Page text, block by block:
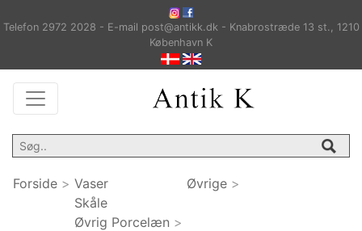
Telefon 2972 2028 - E-mail post@antikk.dk - Knabrostræde 13 st., 1210
København K
Forside > Vaser
Skåle
Øvrig Porcelæn >
Øvrige >